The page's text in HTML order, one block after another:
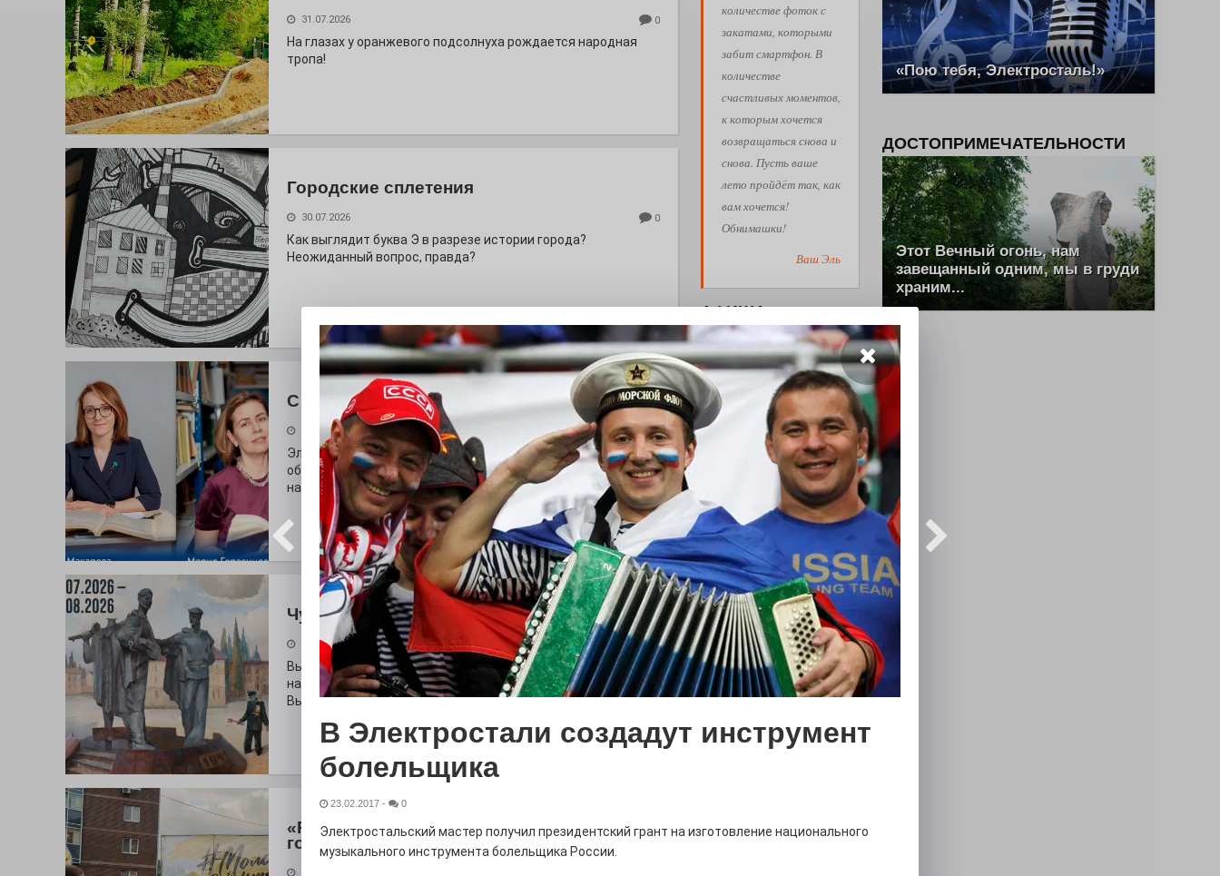
количестве фоток с
закатами, которыми
забит смартфон. В
количестве
счастливых моментов,
к которым хочется
возвращаться снова и
снова. Пусть ваше
лето пройдёт так, как
вам хочется!
Обнимашки!
Ваш Эль
АФИША
поделиться
31.07.2026 0
На глазах у оранжевого подсолнуха рождается народная
тропа!
Городские сплетения
30.07.2026 0
Как выглядит буква Э в разрезе истории города?
Неожиданный вопрос, правда?
С любовью к истории, литературе и детям
29.07.2026 0
Электросталь давно зарекомендовала себя флагманом
образования. В очередной раз этот статус подтвердили
наши педагоги.
Чувство Родины — одно на всех
28.07.2026 0
Выставка «Палитра героизма» — новый масштабный проект,
на который электростальцев приглашает к себе
Выставочный зал им. Олега Коняшина.
«Районы-кварталы» путешествуют по
городу
«Пою тебя, Электросталь!»
ДОСТОПРИМЕЧАТЕЛЬНОСТИ
Этот Вечный огонь, нам
завещанный одним, мы в груди
храним...
В Электростали создадут инструмент
болельщика
23.02.2017 - 0
Электростальский мастер получил президентский грант на изготовление национального
музыкального инструмента болельщика России.